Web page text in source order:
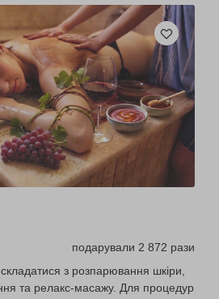
подарували 2 872 рази
з розпарювання шкіри,
та релакс-масажу. Для процедур